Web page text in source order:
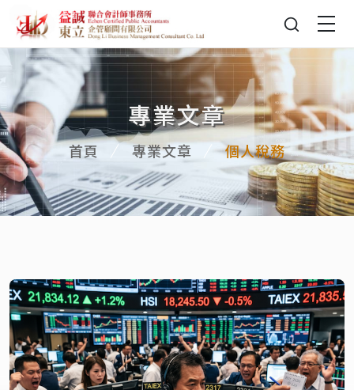
專業文章
首頁 專業文章 個人稅務